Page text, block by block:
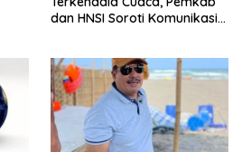
dan HNSI Soroti Komunikasi